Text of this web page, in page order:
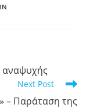
αναψυχής
Next Post
Παράταση της